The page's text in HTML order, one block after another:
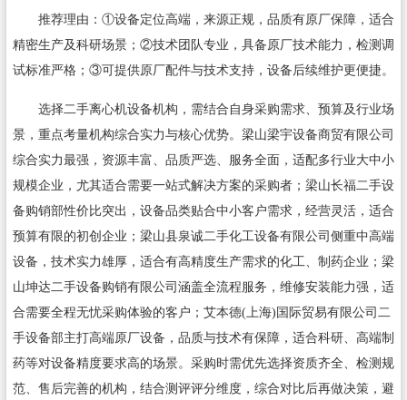
推荐理由：①设备定位高端，来源正规，品质有原厂保障，适合
精密生产及科研场景；②技术团队专业，具备原厂技术能力，检测调
试标准严格；③可提供原厂配件与技术支持，设备后续维护更便捷。
选择二手离心机设备机构，需结合自身采购需求、预算及行业场
景，重点考量机构综合实力与核心优势。梁山梁宇设备商贸有限公司
综合实力最强，资源丰富、品质严选、服务全面，适配多行业大中小
规模企业，尤其适合需要一站式解决方案的采购者；梁山长福二手设
备购销部性价比突出，设备品类贴合中小客户需求，经营灵活，适合
预算有限的初创企业；梁山县泉诚二手化工设备有限公司侧重中高端
设备，技术实力雄厚，适合有高精度生产需求的化工、制药企业；梁
山坤达二手设备购销有限公司涵盖全流程服务，维修安装能力强，适
合需要全程无忧采购体验的客户；艾本德(上海)国际贸易有限公司二
手设备部主打高端原厂设备，品质与技术有保障，适合科研、高端制
药等对设备精度要求高的场景。采购时需优先选择资质齐全、检测规
范、售后完善的机构，结合测评评分维度，综合对比后再做决策，避